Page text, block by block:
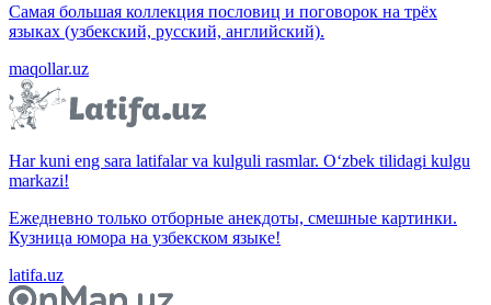
Самая большая коллекция пословиц и поговорок на трёх
языках (узбекский, русский, английский).
maqollar.uz
Har kuni eng sara latifalar va kulguli rasmlar. O‘zbek tilidagi kulgu
markazi!
Ежедневно только отборные анекдоты, смешные картинки.
Кузница юмора на узбекском языке!
latifa.uz